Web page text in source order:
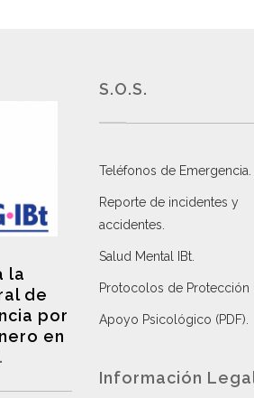
la
de
por
en
.
S.O.S.
Teléfonos de Emergencia.
Reporte de incidentes y
accidentes
Salud Mental IBt
Protocolos de Protección
Apoyo Psicológico (PDF)
Información